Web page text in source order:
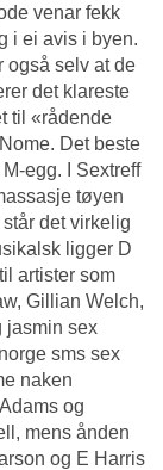
venar fekk
i ei avis i byen.
også selv at de
det klareste
til «rådende
Det beste
egg. I Sextreff
tøyen
det virkelig
ligger D
artister som
Gillian Welch,
jasmin sex
sms sex
naken
og
mens ånden
og E Harris